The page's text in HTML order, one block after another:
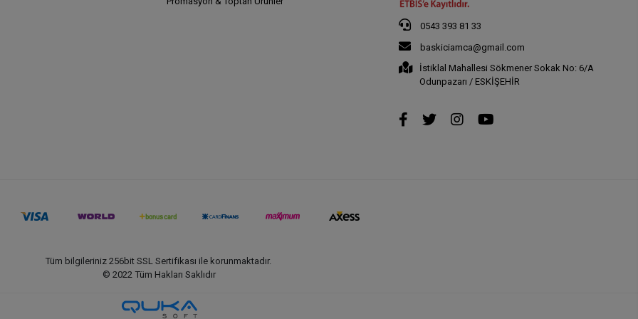
0543 393 81 33
baskiciamca@gmail.com
İstiklal Mahallesi Sökmener Sokak No: 6/A
Odunpazarı / ESKİŞEHİR
Tüm bilgileriniz 256bit SSL Sertifikası ile korunmaktadır.
© 2022 Tüm Hakları Saklıdır